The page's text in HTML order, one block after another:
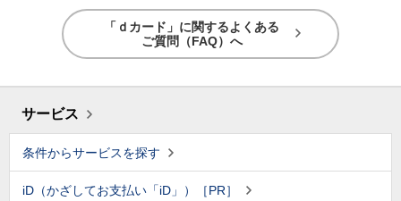
「ｄカード」に関するよくある
ご質問（FAQ）へ
サービス
条件からサービスを探す
iD（かざしてお支払い「iD」）［PR］